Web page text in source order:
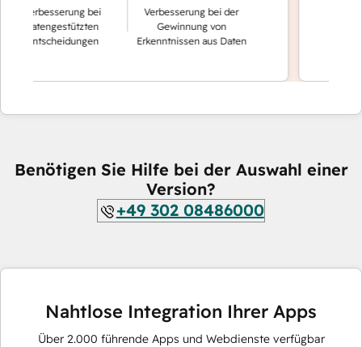
bei
Verbesserung bei der
Gewinnung von
Erkenntnissen aus Daten
Benötigen Sie Hilfe bei der Auswahl einer
Version?
+49 302 08486000
Nahtlose Integration Ihrer Apps
Über 2.000 führende Apps und Webdienste verfügbar